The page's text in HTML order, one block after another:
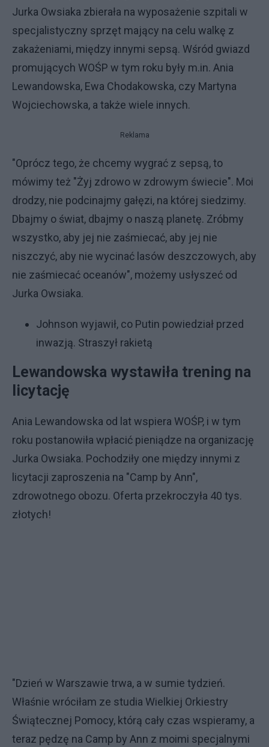
Jurka Owsiaka zbierała na wyposażenie szpitali w
specjalistyczny sprzęt mający na celu walkę z
zakażeniami, między innymi sepsą. Wśród gwiazd
promujących WOŚP w tym roku były m.in. Ania
Lewandowska, Ewa Chodakowska, czy Martyna
Wojciechowska, a także wiele innych.
Reklama
"Oprócz tego, że chcemy wygrać z sepsą, to
mówimy też "Żyj zdrowo w zdrowym świecie". Moi
drodzy, nie podcinajmy gałęzi, na której siedzimy.
Dbajmy o świat, dbajmy o naszą planetę. Zróbmy
wszystko, aby jej nie zaśmiecać, aby jej nie
niszczyć, aby nie wycinać lasów deszczowych, aby
nie zaśmiecać oceanów", możemy usłyszeć od
Jurka Owsiaka.
Johnson wyjawił, co Putin powiedział przed
inwazją. Straszył rakietą
Lewandowska wystawiła trening na
licytację
Ania Lewandowska od lat wspiera WOŚP, i w tym
roku postanowiła wpłacić pieniądze na organizację
Jurka Owsiaka. Pochodziły one między innymi z
licytacji zaproszenia na "Camp by Ann",
zdrowotnego obozu. Oferta przekroczyła 40 tys.
złotych!
"Dzień w Warszawie trwa, a w sumie tydzień.
Właśnie wróciłam ze studia Wielkiej Orkiestry
Świątecznej Pomocy, którą cały czas wspieramy, a
teraz pędzę na Camp by Ann z moimi specjalnymi